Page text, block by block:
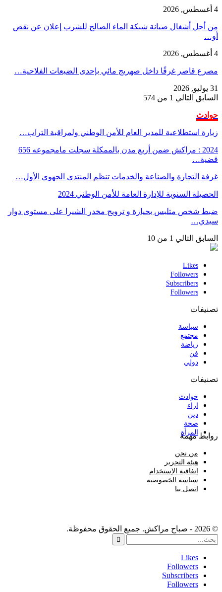
4 أغسطس, 2026
من أجل أشغال صيانة شبكة الماء الصالح للشرب إعلان عن نقص
أو…
4 أغسطس, 2026
مصرع قاصر غرقًا داخل صهريج مائي بإحدى الضيعات الفلاحية…
31 يوليو, 2026
السابق التالي 1 من 574
حوادث
زيارة استطلاعية للمدير العام للأمن الوطني ولمراقبة التراب…
2024 : مراكش ضمن أربع مدن بالممكلة سجلت مامجموعه 656
قضية…
غرفة التجارة والصناعة والخدمات تنظم المنتدى الجهوي الأول…
الحصيلة السنوية للإدارة العامة للأمن الوطني 2024
ضبط شخص متلبس بحيازة و ترويج مخدر الشيرا على مستوى دوار
سيدي…
السابق التالي 1 من 10
Likes
Followers
Subscribers
Followers
تصنيفات
سياسة
مجتمع
رياضة
فن
دولي
تصنيفات
حوادث
اراء
دين
صحة
المرأة
روابط مهمة
من نحن
هيئة التحرير
إتفاقية الإستخدام
سياسة الخصوصية
اتصل بنا
© 2026 - صباح مراكش. جميع الحقوق محفوظة.
Likes
Followers
Subscribers
Followers